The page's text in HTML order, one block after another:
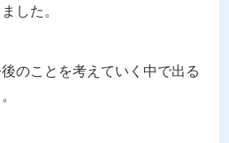
した。
のことを考えていく中で出る